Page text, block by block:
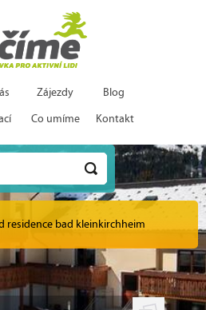
Zájezdy Blog
Co umíme Kontakt
residence bad kleinkirchheim